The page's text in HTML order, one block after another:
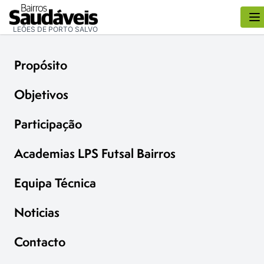
LEÕES DE PORTO SALVO
Propósito
Objetivos
Participação
Academias LPS Futsal Bairros
Equipa Técnica
Noticias
Contacto